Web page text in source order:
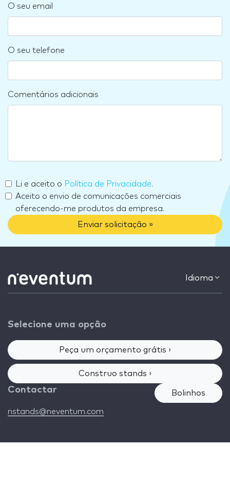
O seu email
O seu telefone
Comentários adicionais
Li e aceito o Política de Privacidade.
Aceito o envio de comunicações comerciais
oferecendo-me produtos da empresa.
Enviar solicitação »
Idioma
Selecione uma opção
Peça um orçamento grátis ›
Construo stands ›
Contactar
nstands@neventum.com
Bolinhos